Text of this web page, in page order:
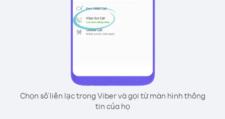
Chọn số liên lạc trong Viber và gọi từ màn hình thông
tin của họ